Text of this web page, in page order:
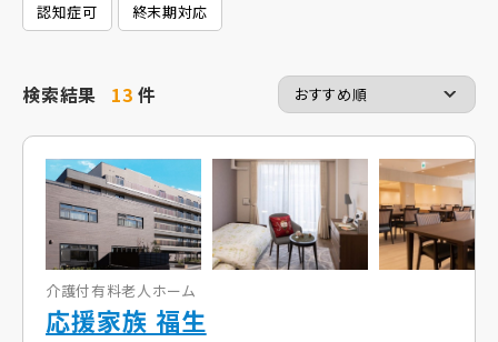
認知症可 終末期対応
検索結果 13件
介護付有料老人ホーム
応援家族 福生